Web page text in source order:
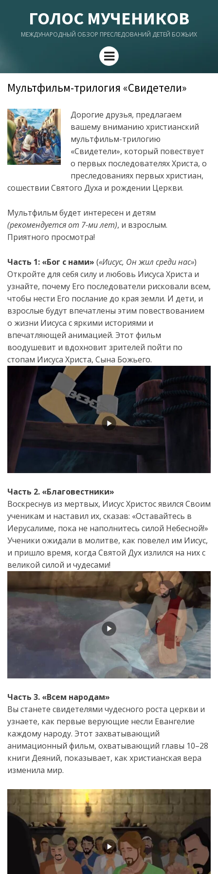
ГОЛОС МУЧЕНИКОВ
МЕЖДУНАРОДНЫЙ ОБЗОР ПРЕСЛЕДОВАНИЙ ДЕТЕЙ БОЖЬИХ
Menu
Мультфильм-трилогия «Свидетели»
Дорогие друзья, предлагаем
вашему вниманию христианский
мультфильм-трилогию
«Свидетели», который повествует
о первых последователях Христа, о
преследованиях первых христиан,
сошествии Святого Духа и рождении Церкви.
Мультфильм будет интересен и детям
(рекомендуется от 7-ми лет), и взрослым.
Приятного просмотра!
Часть 1: «Бог с нами» («Иисус, Он жил среди нас»)
Откройте для себя силу и любовь Иисуса Христа и
узнайте, почему Его последователи рисковали всем,
чтобы нести Его послание до края земли. И дети, и
взрослые будут впечатлены этим повествованием
о жизни Иисуса с яркими историями и
впечатляющей анимацией. Этот фильм
воодушевит и вдохновит зрителей пойти по
стопам Иисуса Христа, Сына Божьего.
Часть 2. «Благовестники»
Воскреснув из мертвых, Иисус Христос явился Своим
ученикам и наставил их, сказав: «Оставайтесь в
Иерусалиме, пока не наполнитесь силой Небесной!»
Ученики ожидали в молитве, как повелел им Иисус,
и пришло время, когда Святой Дух излился на них с
великой силой и чудесами!
Часть 3. «Всем народам»
Вы станете свидетелями чудесного роста церкви и
узнаете, как первые верующие несли Евангелие
каждому народу. Этот захватывающий
анимационный фильм, охватывающий главы 10–28
книги Деяний, показывает, как христианская вера
изменила мир.